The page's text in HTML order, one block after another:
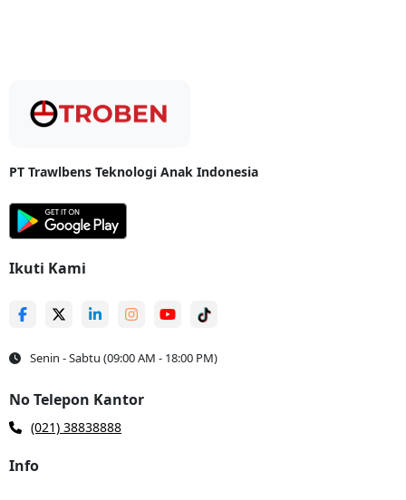
Kendaraan Motor
Alat Musik
Bahan Baku manufaktur
Material Bangunan
Barang Kesehatan dan Medis
Barang Seni dan Koleksi
PT Trawlbens Teknologi Anak Indonesia
Ikuti Kami
Senin - Sabtu (09:00 AM - 18:00 PM)
No Telepon Kantor
(021) 38838888
Info